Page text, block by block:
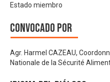
Estado miembro
Convocado por
Agr. Harmel CAZEAU,
Nationale de la Sécurité